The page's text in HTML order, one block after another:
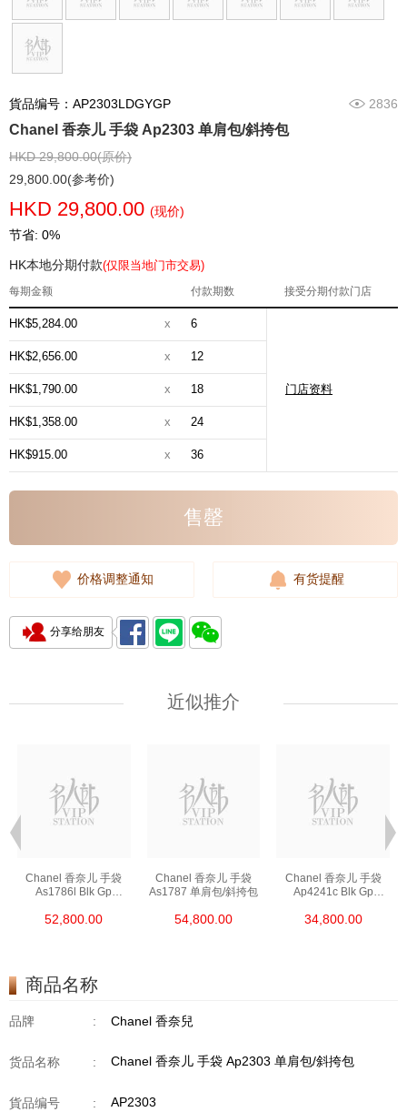
貨品编号：AP2303LDGYGP 2836
Chanel 香奈儿 手袋 Ap2303 单肩包/斜挎包
HKD 29,800.00(原价)
29,800.00(参考价)
HKD 29,800.00 (现价)
节省: 0%
HK本地分期付款(仅限当地门市交易)
每期金额 付款期数 接受分期付款门店
HK$5,284.00 x 6
门店资料
HK$2,656.00 x 12
HK$1,790.00 x 18
HK$1,358.00 x 24
HK$915.00 x 36
售罄
价格调整通知 有货提醒
分享给朋友
近似推介
Chanel 香奈儿 手袋
As1786l Blk Gp
52,800.00
Chanel 香奈儿 手袋
As1787 单肩包/斜挎包
54,800.00
Chanel 香奈儿 手袋
Ap4241c Blk Gp
34,800.00
商品名称
品牌 : Chanel 香奈兒
货品名称 : Chanel 香奈儿 手袋 Ap2303 单肩包/斜挎包
貨品编号 : AP2303